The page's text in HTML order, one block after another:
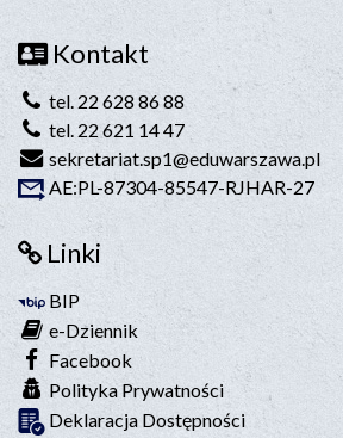
Kontakt
tel. 22 628 86 88
tel. 22 621 14 47
sekretariat.sp1@eduwarszawa.pl
AE:PL-87304-85547-RJHAR-27
Linki
BIP
e-Dziennik
Facebook
Polityka Prywatności
Deklaracja Dostępności